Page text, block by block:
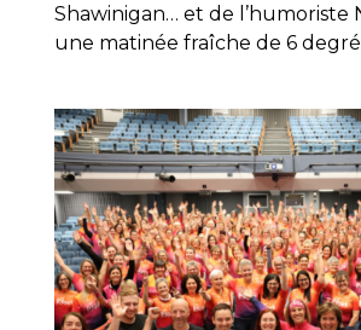
Shawinigan… et de l’humoriste
une matinée fraîche de 6